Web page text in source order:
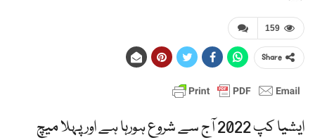
159
Share
ایشیا کپ 2022 آج سے شروع ہورہا ہے اور پہلا میچ